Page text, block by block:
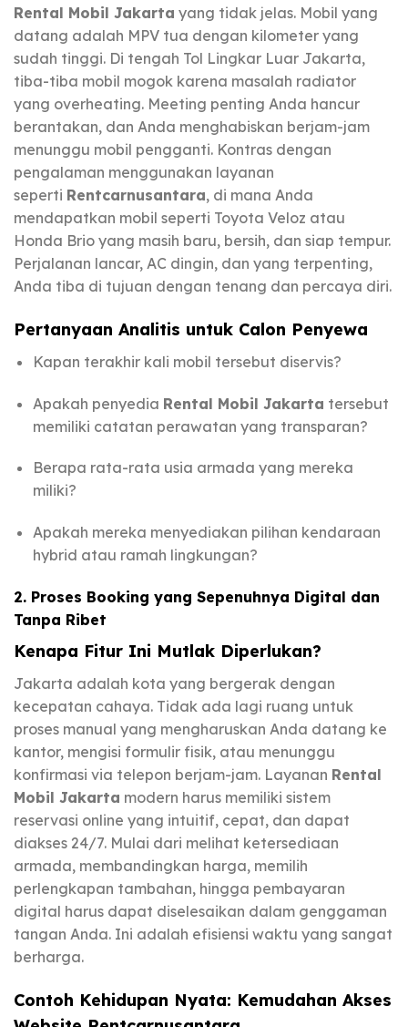
Rental Mobil Jakarta yang tidak jelas. Mobil yang
datang adalah MPV tua dengan kilometer yang
sudah tinggi. Di tengah Tol Lingkar Luar Jakarta,
tiba-tiba mobil mogok karena masalah radiator
yang overheating. Meeting penting Anda hancur
berantakan, dan Anda menghabiskan berjam-jam
menunggu mobil pengganti. Kontras dengan
pengalaman menggunakan layanan
seperti Rentcarnusantara, di mana Anda
mendapatkan mobil seperti Toyota Veloz atau
Honda Brio yang masih baru, bersih, dan siap tempur.
Perjalanan lancar, AC dingin, dan yang terpenting,
Anda tiba di tujuan dengan tenang dan percaya diri.
Pertanyaan Analitis untuk Calon Penyewa
Kapan terakhir kali mobil tersebut diservis?
Apakah penyedia Rental Mobil Jakarta tersebut
memiliki catatan perawatan yang transparan?
Berapa rata-rata usia armada yang mereka
miliki?
Apakah mereka menyediakan pilihan kendaraan
hybrid atau ramah lingkungan?
2. Proses Booking yang Sepenuhnya Digital dan
Tanpa Ribet
Kenapa Fitur Ini Mutlak Diperlukan?
Jakarta adalah kota yang bergerak dengan
kecepatan cahaya. Tidak ada lagi ruang untuk
proses manual yang mengharuskan Anda datang ke
kantor, mengisi formulir fisik, atau menunggu
konfirmasi via telepon berjam-jam. Layanan Rental
Mobil Jakarta modern harus memiliki sistem
reservasi online yang intuitif, cepat, dan dapat
diakses 24/7. Mulai dari melihat ketersediaan
armada, membandingkan harga, memilih
perlengkapan tambahan, hingga pembayaran
digital harus dapat diselesaikan dalam genggaman
tangan Anda. Ini adalah efisiensi waktu yang sangat
berharga.
Contoh Kehidupan Nyata: Kemudahan Akses